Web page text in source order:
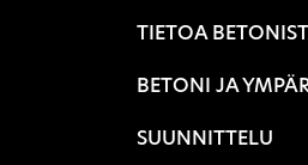
TIETOA
BETONI JA
SUUNNITTELU